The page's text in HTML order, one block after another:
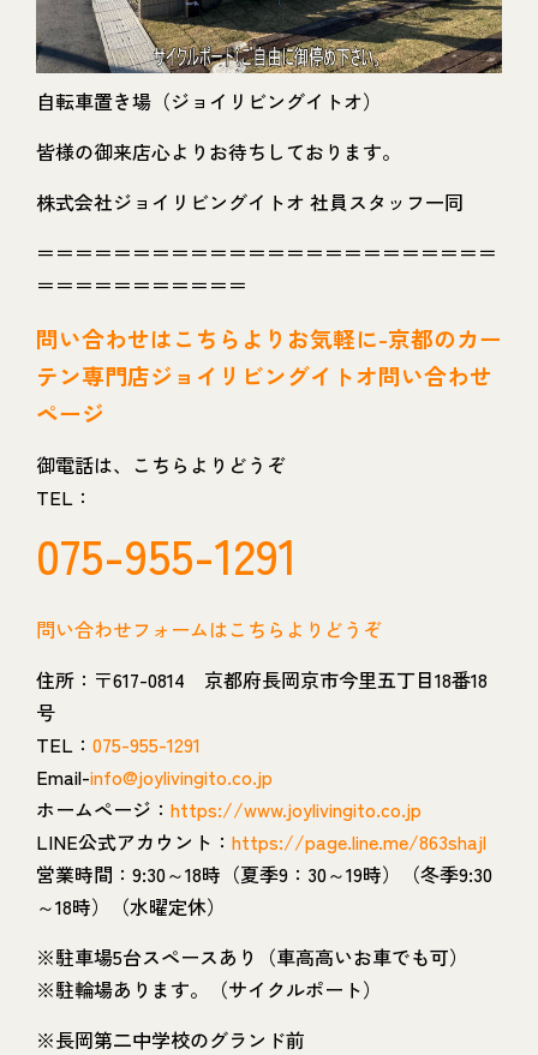
自転車置き場（ジョイリビングイトオ）
皆様の御来店心よりお待ちしております。
株式会社ジョイリビングイトオ 社員スタッフ一同
＝＝＝＝＝＝＝＝＝＝＝＝＝＝＝＝＝＝＝＝＝＝＝＝
＝＝＝＝＝＝＝＝＝＝＝
問い合わせはこちらよりお気軽に-京都のカー
テン専門店ジョイリビングイトオ問い合わせ
ページ
御電話は、こちらよりどうぞ
TEL：
075-955-1291
問い合わせフォームはこちらよりどうぞ
住所：〒617-0814 京都府長岡京市今里五丁目18番18
号
TEL： 075-955-1291
Email-info@joylivingito.co.jp
ホームページ： https://www.joylivingito.co.jp
LINE公式アカウント： https://page.line.me/863shajl
営業時間：9:30～18時（夏季9：30～19時）（冬季9:30
～18時）（水曜定休）
※駐車場5台スペースあり（車高高いお車でも可）
※駐輪場あります。（サイクルポート）
※長岡第二中学校のグランド前